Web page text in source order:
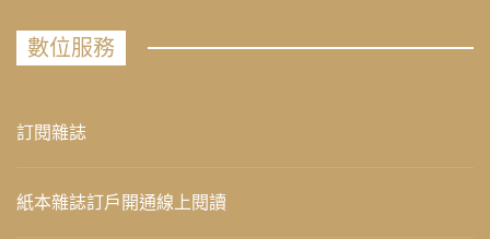
數位服務
訂閱雜誌
紙本雜誌訂戶開通線上閱讀